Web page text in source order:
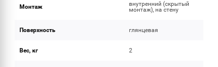
Монтаж
внутренний (скрытый
монтаж), на стену
Поверхность глянцевая
Вес, кг 2